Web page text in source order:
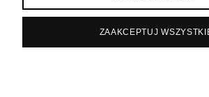
ZAAKCEPTUJ